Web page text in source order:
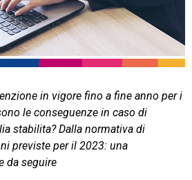
in vigore fino a fine anno per i
le conseguenze in caso di
stabilita? Dalla normativa di
previste per il 2023: una
da seguire